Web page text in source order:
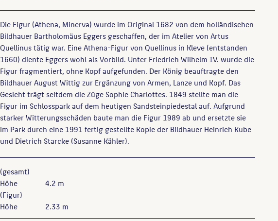
Die Figur (Athena, Minerva) wurde im Original 1682 von dem holländischen
Bildhauer Bartholomäus Eggers geschaffen, der im Atelier von Artus
Quellinus tätig war. Eine Athena-Figur von Quellinus in Kleve (entstanden
1660) diente Eggers wohl als Vorbild. Unter Friedrich Wilhelm IV. wurde die
Figur fragmentiert, ohne Kopf aufgefunden. Der König beauftragte den
Bildhauer August Wittig zur Ergänzung von Armen, Lanze und Kopf. Das
Gesicht trägt seitdem die Züge Sophie Charlottes. 1849 stellte man die
Figur im Schlosspark auf dem heutigen Sandsteinpiedestal auf. Aufgrund
starker Witterungsschäden baute man die Figur 1989 ab und ersetzte sie
im Park durch eine 1991 fertig gestellte Kopie der Bildhauer Heinrich Kube
und Dietrich Starcke (Susanne Kähler).
(gesamt)
Höhe
(Figur)
Höhe
4.2 m
2.33 m